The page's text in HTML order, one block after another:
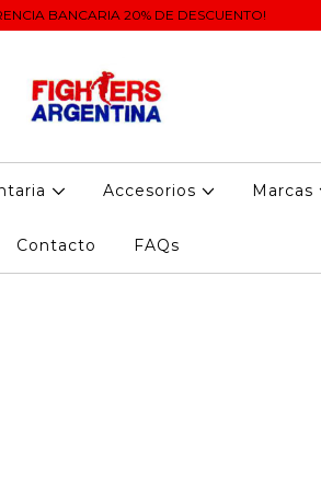
BANCARIA 20% DE DESCUENTO!
Accesorios Marcas
Contacto FAQs